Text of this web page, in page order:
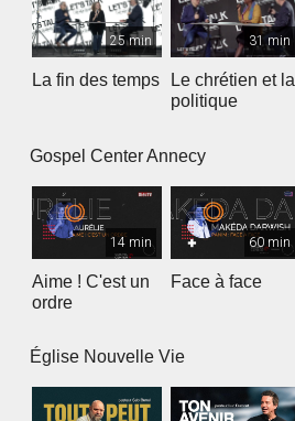
25 min
La fin des temps
31 min
Le chrétien et la
politique
Gospel Center Annecy
14 min
Aime ! C'est un
ordre
60 min
Face à face
Église Nouvelle Vie